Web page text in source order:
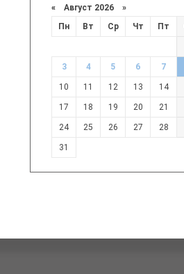
« Август 2026 »
Пн
Вт Ср Чт Пт
3 4 5 6 7
10 11 12 13 14
17 18 19 20 21
24 25 26 27 28
31